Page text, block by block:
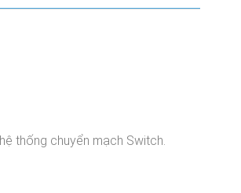
thống chuyển mạch Switch.